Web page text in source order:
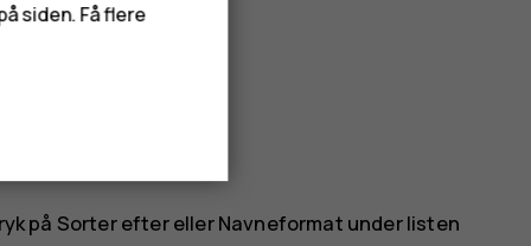
på Sorter efterellerNavneformat under listen
siden. Få flere